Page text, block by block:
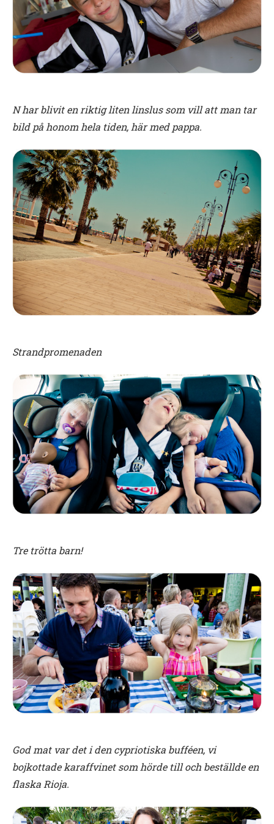
N har blivit en riktig liten linslus som vill att man tar
bild på honom hela tiden, här med pappa.
Strandpromenaden
Tre trötta barn!
God mat var det i den cypriotiska bufféen, vi
bojkottade karaffvinet som hörde till och beställde en
flaska Rioja.